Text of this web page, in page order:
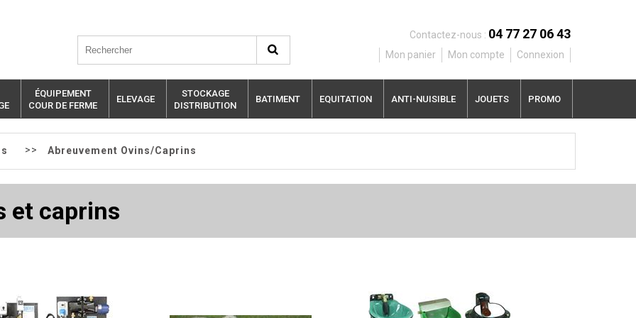
Contactez-nous : 04 77 27 06 43
Mon panier Mon compte Connexion
ÉQUIPEMENT
COUR DE FERME
ELEVAGE
STOCKAGE
DISTRIBUTION
BATIMENT EQUITATION ANTI-NUISIBLE JOUETS PROMO
>> Abreuvement Ovins/Caprins
et caprins